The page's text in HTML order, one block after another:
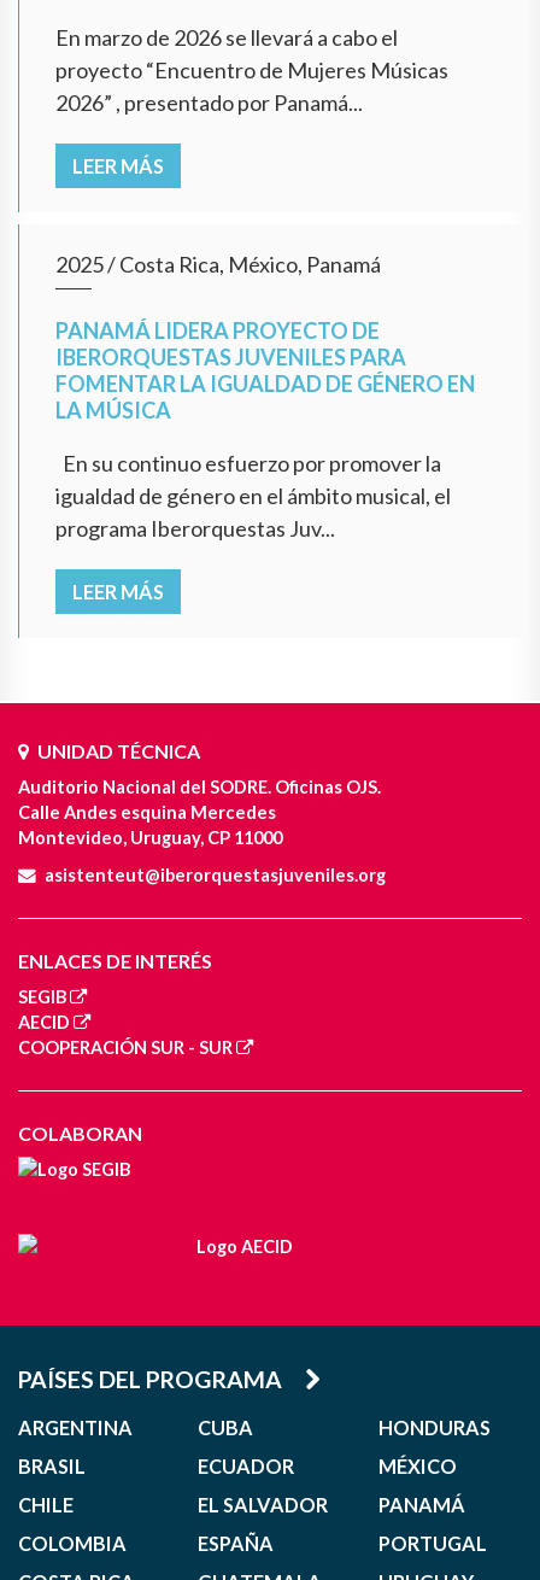
En marzo de 2026 se llevará a cabo el
proyecto “Encuentro de Mujeres Músicas
2026” , presentado por Panamá...
LEER MÁS
2025/Costa Rica, México, Panamá
PANAMÁ LIDERA PROYECTO DE
IBERORQUESTAS JUVENILES PARA
FOMENTAR LA IGUALDAD DE GÉNERO EN
LA MÚSICA
En su continuo esfuerzo por promover la
igualdad de género en el ámbito musical, el
programa Iberorquestas Juv...
LEER MÁS
UNIDAD TÉCNICA
Auditorio Nacional del SODRE. Oficinas OJS.
Calle Andes esquina Mercedes
Montevideo, Uruguay, CP 11000
asistenteut@iberorquestasjuveniles.org
ENLACES DE INTERÉS
SEGIB
AECID
COOPERACIÓN SUR - SUR
COLABORAN
PAÍSES DEL PROGRAMA
ARGENTINA
BRASIL
CHILE
COLOMBIA
CUBA
ECUADOR
EL SALVADOR
ESPAÑA
HONDURAS
MÉXICO
PANAMÁ
PORTUGAL